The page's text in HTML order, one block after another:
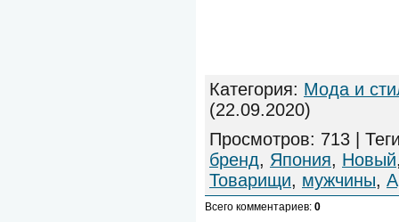
Категория: Мода и
(22.09.2020)
Просмотров: 713 |
бренд, Япония, Новый
Товарищи, мужчины,
Всего комментариев: 0